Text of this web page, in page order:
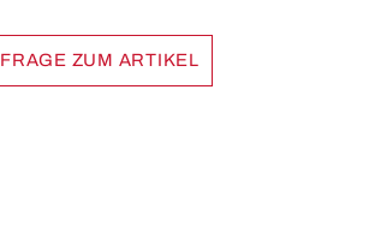
FRAGE ZUM ARTIKEL